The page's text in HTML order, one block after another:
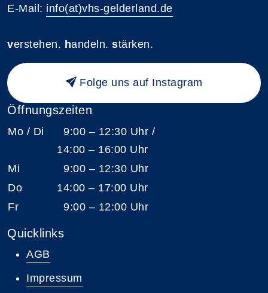
E-Mail: info(at)vhs-gelderland.de
verstehen. handeln. stärken.
Folge uns auf Instagram
Öffnungszeiten
Mo / Di
9:00 – 12:30 Uhr /
14:00 – 16:00 Uhr
Mi
9:00 – 12:30 Uhr
Do
14:00 – 17:00 Uhr
Fr
9:00 – 12:00 Uhr
Quicklinks
AGB
Impressum